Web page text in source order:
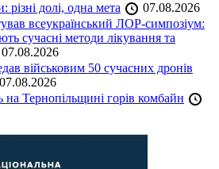
різні долі, одна мета
07.08.2026
всеукраїнський ЛОР-симпозіум:
сучасні методи лікування та
07.08.2026
військовим 50 сучасних дронів
07.08.2026
на Тернопільщині горів комбайн